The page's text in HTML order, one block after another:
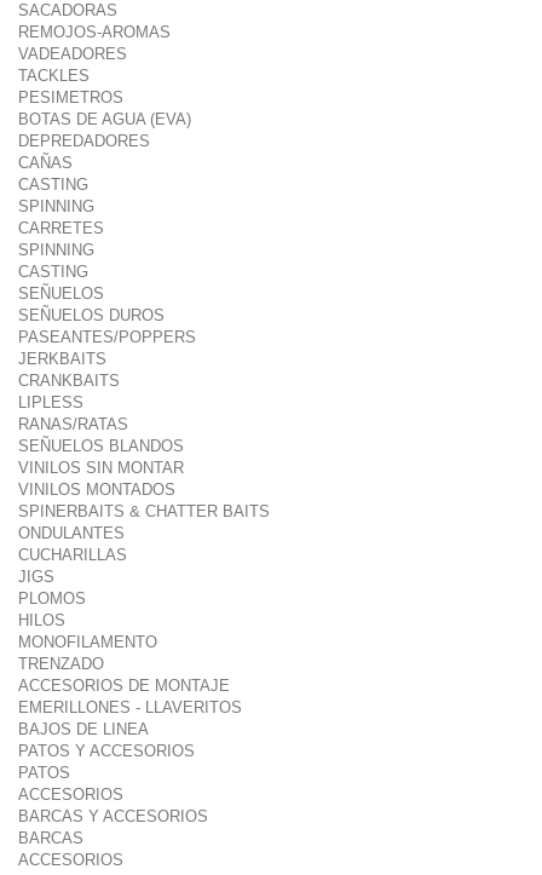
SACADORAS
REMOJOS-AROMAS
VADEADORES
TACKLES
PESIMETROS
BOTAS DE AGUA (EVA)
DEPREDADORES
CAÑAS
CASTING
SPINNING
CARRETES
SPINNING
CASTING
SEÑUELOS
SEÑUELOS DUROS
PASEANTES/POPPERS
JERKBAITS
CRANKBAITS
LIPLESS
RANAS/RATAS
SEÑUELOS BLANDOS
VINILOS SIN MONTAR
VINILOS MONTADOS
SPINERBAITS & CHATTER BAITS
ONDULANTES
CUCHARILLAS
JIGS
PLOMOS
HILOS
MONOFILAMENTO
TRENZADO
ACCESORIOS DE MONTAJE
EMERILLONES - LLAVERITOS
BAJOS DE LINEA
PATOS Y ACCESORIOS
PATOS
ACCESORIOS
BARCAS Y ACCESORIOS
BARCAS
ACCESORIOS